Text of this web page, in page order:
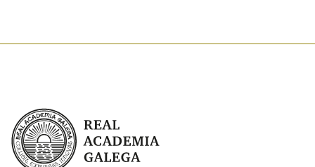
Real Academia Galega